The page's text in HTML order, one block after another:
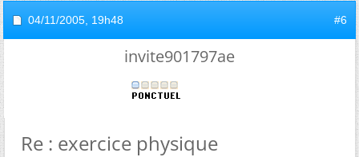
04/11/2005, 19h48 #6
invite901797ae
Re : exercice physique